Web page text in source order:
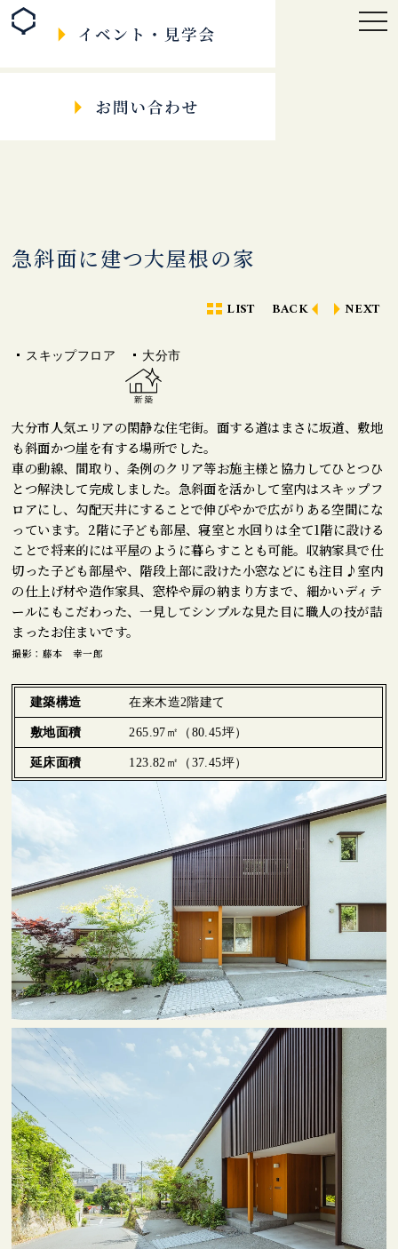
急斜面に建つ大屋根の家
LIST BACK NEXT
スキップフロア 大分市
大分市人気エリアの閑静な住宅街。面する道はまさに坂道、敷地
も斜面かつ崖を有する場所でした。
車の動線、間取り、条例のクリア等お施主様と協力してひとつひ
とつ解決して完成しました。急斜面を活かして室内はスキップフ
ロアにし、勾配天井にすることで伸びやかで広がりある空間にな
っています。2階に子ども部屋、寝室と水回りは全て1階に設ける
ことで将来的には平屋のように暮らすことも可能。収納家具で仕
切った子ども部屋や、階段上部に設けた小窓などにも注目♪室内
の仕上げ材や造作家具、窓枠や扉の納まり方まで、細かいディテ
ールにもこだわった、一見してシンプルな見た目に職人の技が詰
まったお住まいです。
撮影：藤本 幸一郎
建築構造 在来木造2階建て
敷地面積 265.97㎡（80.45坪）
延床面積 123.82㎡（37.45坪）